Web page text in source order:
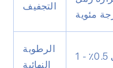
التجفيف
الرطوبة
النهائية